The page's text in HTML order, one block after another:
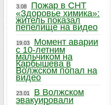
3.08
Пожар в СНТ
«Здоровье химика»:
житель показал
пепелище на видео
19.03
Момент аварии
с 10-летним
мальчиком на
Карбышева в
Волжском попал на
видео
23.01
В Волжском
эвакуировали